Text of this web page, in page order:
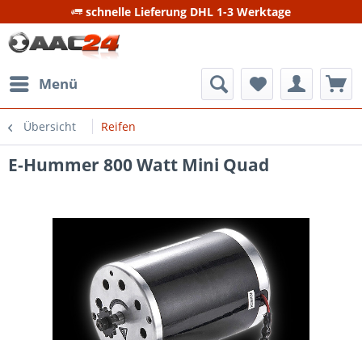
schnelle Lieferung DHL 1-3 Werktage
Menü
Übersicht Reifen
E-Hummer 800 Watt Mini Quad